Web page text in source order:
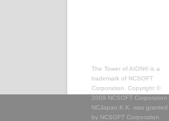
The Tower of AION® is a
trademark of NCSOFT
Corporation. Copyright ©
2009 NCSOFT Corporation.
NCJapan K.K. was granted
by NCSOFT Corporation